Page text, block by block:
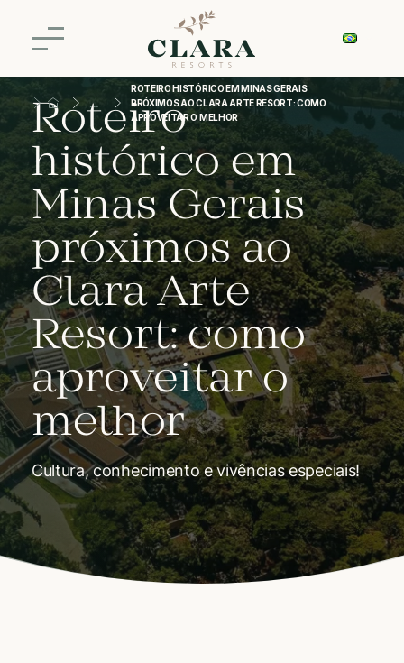
ROTEIRO HISTÓRICO EM MINAS GERAIS
PRÓXIMOS AO CLARA ARTE RESORT: COMO
APROVEITAR O MELHOR
Roteiro
histórico em
Minas Gerais
próximos ao
Clara Arte
Resort: como
aproveitar o
melhor
Cultura, conhecimento e vivências especiais!